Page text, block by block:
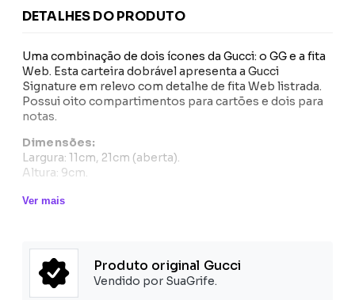
DETALHES DO PRODUTO
Uma combinação de dois ícones da Gucci: o GG e a fita
Web. Esta carteira dobrável apresenta a Gucci
Signature em relevo com detalhe de fita Web listrada.
Possui oito compartimentos para cartões e dois para
notas.
Dimensões:
Largura: 11cm, 21cm (aberta).
Altura: 9cm.
Composição:
Ver mais
Produto original Gucci
Vendido por SuaGrife.